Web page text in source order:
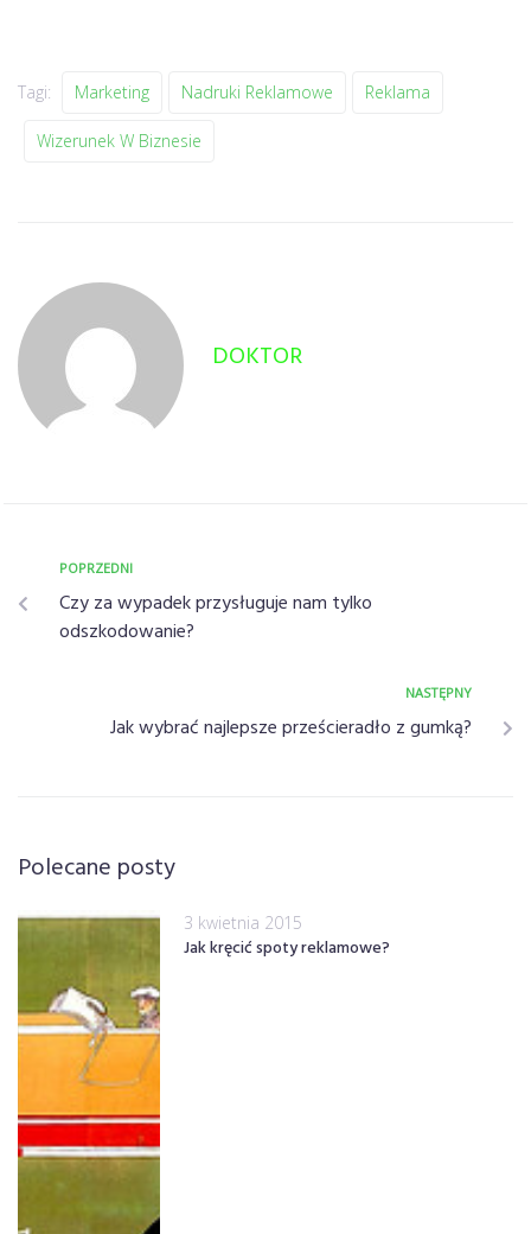
Tagi: Marketing Nadruki Reklamowe Reklama
Wizerunek W Biznesie
DOKTOR
POPRZEDNI
Czy za wypadek przysługuje nam tylko
odszkodowanie?
NASTĘPNY
Jak wybrać najlepsze prześcieradło z gumką?
Polecane posty
3 kwietnia 2015
Jak kręcić spoty reklamowe?